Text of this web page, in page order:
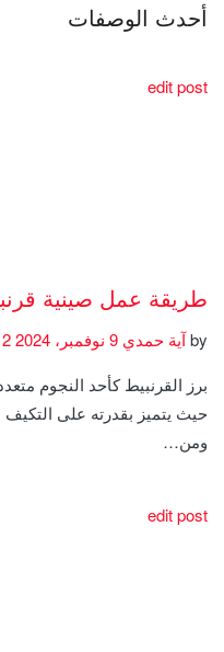
أحدث الوصفات
edit post
طريقة عمل صينية
byآية حمدي
برز القرنبيط كأحد النجوم
حيث يتميز بقدرته على
ومن…
edit post